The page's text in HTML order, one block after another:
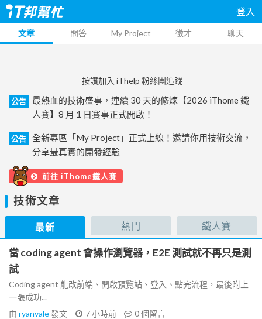
登入
文章 問答 My Project 徵才 聊天
按讚加入 iThelp 粉絲團追蹤
公告
最熱血的技術盛事，連續 30 天的修煉【2026 iThome 鐵
人賽】8 月 1 日賽事正式開啟！
公告
全新專區「My Project」正式上線！邀請你用技術交流，
分享最真實的開發經驗
前往 iThome鐵人賽
技術文章
最新 熱門 鐵人賽
當 coding agent 會操作瀏覽器，E2E 測試就不再只是測
試
Coding agent 能改前端、開啟預覽站、登入、點完流程，最後附上
一張成功...
由 ryanvale發文 7 小時前 0個留言